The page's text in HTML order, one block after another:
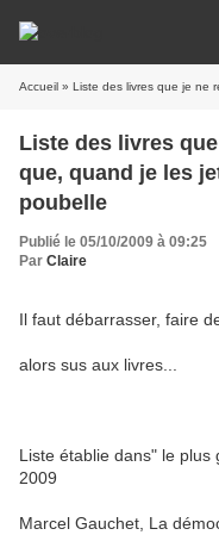
Accueil » Liste des livres que je ne réussis
Liste des livres
que, quand je les
poubelle
Publié le 05/10/2009 à 09:25
Par Claire
Il faut débarrasser, faire
alors sus aux livres...
Liste établie dans" le
2009
Marcel Gauchet, La